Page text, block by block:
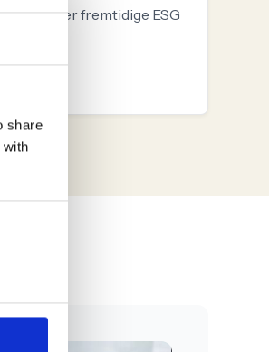
share
eller fremtidige ESG